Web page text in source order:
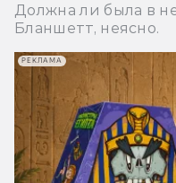
Должна ли была в
Бланшетт, неясно.
РЕКЛАМА